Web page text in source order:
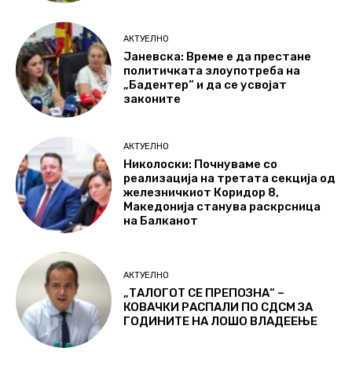
АКТУЕЛНО
Јаневска: Време е да престане
политичката злоупотреба на
„Бадентер“ и да се усвојат
законите
АКТУЕЛНО
Николоски: Почнуваме со
реализација на третата секција од
железничкиот Коридор 8,
Македонија станува раскрсница
на Балканот
АКТУЕЛНО
„ТАЛОГОТ СЕ ПРЕПОЗНА“ –
КОВАЧКИ РАСПАЛИ ПО СДСМ ЗА
ГОДИНИТЕ НА ЛОШО ВЛАДЕЕЊЕ